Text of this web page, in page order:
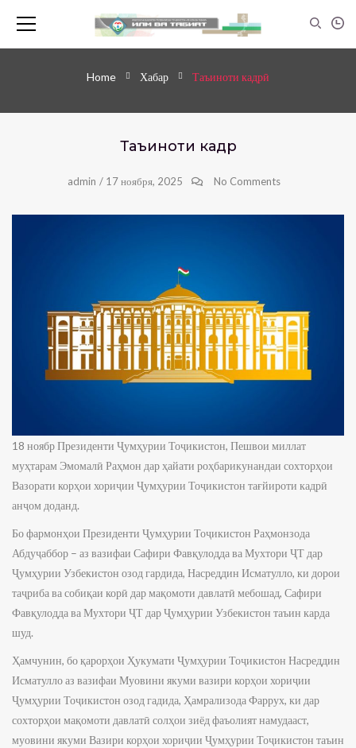
Home Хабар Таъиноти кадрӣ
Таъиноти кадрӣ
admin / 17 ноября, 2025 No Comments
18 ноябр Президенти Ҷумҳурии Тоҷикистон, Пешвои миллат
муҳтарам Эмомалӣ Раҳмон дар ҳайати роҳбарикунандаи сохторҳои
Вазорати корҳои хориҷии Ҷумҳурии Тоҷикистон тағйироти кадрӣ
анҷом доданд.
Бо фармонҳои Президенти Ҷумҳурии Тоҷикистон Раҳмонзода
Абдуҷаббор – аз вазифаи Сафири Фавқулодда ва Мухтори ҶТ дар
Ҷумҳурии Узбекистон озод гардида, Насреддин Исматулло, ки дорои
таҷриба ва собиқаи корӣ дар мақомоти давлатӣ мебошад, Сафири
Фавқулодда ва Мухтори ҶТ дар Ҷумҳурии Узбекистон таъин карда
шуд.
Ҳамчунин, бо қарорҳои Ҳукумати Ҷумҳурии Тоҷикистон Насреддин
Исматулло аз вазифаи Муовини якуми вазири корҳои хориҷии
Ҷумҳурии Тоҷикистон озод гадида, Ҳамрализода Фаррух, ки дар
сохторҳои мақомоти давлатӣ солҳои зиёд фаъолият намудааст,
муовини якуми Вазири корҳои хориҷии Ҷумҳурии Тоҷикистон таъин